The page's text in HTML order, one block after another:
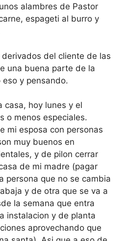
alambres de Pastor
espageti al burro y
del cliente de las
una buena parte de la
y pensando.
casa, hoy lunes y el
o menos especiales.
mi esposa con personas
muy buenos en
y de pilon cerrar
de mi madre (pagar
persona que no se cambia
y de otra que se va a
la semana que entra
instalacion y de planta
aprovechando que